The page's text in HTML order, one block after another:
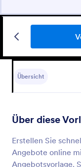
Übersicht
Über diese
Erstellen Sie
Angebote online
Angebotsvorlage.